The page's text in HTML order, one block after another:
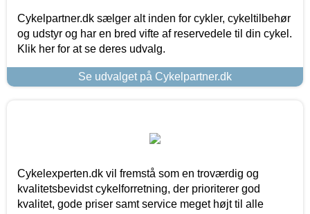
Cykelpartner.dk sælger alt inden for cykler, cykeltilbehør
og udstyr og har en bred vifte af reservedele til din cykel.
Klik her for at se deres udvalg.
Se udvalget på Cykelpartner.dk
Cykelexperten.dk vil fremstå som en troværdig og
kvalitetsbevidst cykelforretning, der prioriterer god
kvalitet, gode priser samt service meget højt til alle